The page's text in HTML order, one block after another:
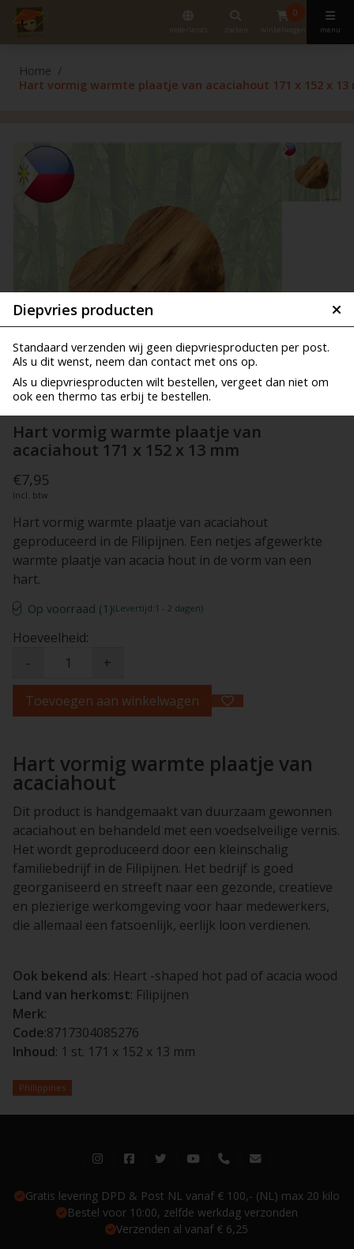
nederlands zoeken
0
winkelwagen menu
Diepvries producten
Standaard verzenden wij geen diepvriesproducten per post.
Als u dit wenst, neem dan contact met ons op.
Als u diepvriesproducten wilt bestellen, vergeet dan niet om
ook een thermo tas erbij te bestellen.
Home
Hart vormig warmte plaatje van acaciahout 171 x 152 x 13
Hart vormig warmte plaatje van
acaciahout 171 x 152 x 13 mm
€7,95
Incl. btw
Hart vormig warmte plaatje van acaciahout
geproduceerd in de Filipijnen. Een netjes afgewerkte
warmte plaatje van acacia hout in de vorm van een
hart.
Op voorraad (1)(Levertijd:1 - 2 dagen)
Hoeveelheid:
-
+
Toevoegen aan winkelwagen
Hart vormig warmte plaatje van
acaciahout
Dit product is handgemaakt van duurzaam gewonnen
acaciahout en behandeld met een voedselveilige vernis.
Het wordt geproduceerd door een kleinschalig
familiebedrijf in de Filipijnen. Het bedrijf is goed
georganiseerd en streeft naar een gezonde, creatieve
en plezierige werkomgeving voor haar medewerkers,
die allemaal een fatsoenlijk, eerlijk loon verdienen.
Ook bekend als: Heart -shaped hot pad of acacia wood
Land van herkomst: Filipijnen
Merk:
Code:8717304085276
Inhoud: 1 st. 171 x 152 x 13 mm
Philippines
Gratis levering DPD & Post NL vanaf € 100,- (NL) max 20 kilo
Bestel voor 10:00, zelfde werkdag verzonden
Verzenden al vanaf € 6,25